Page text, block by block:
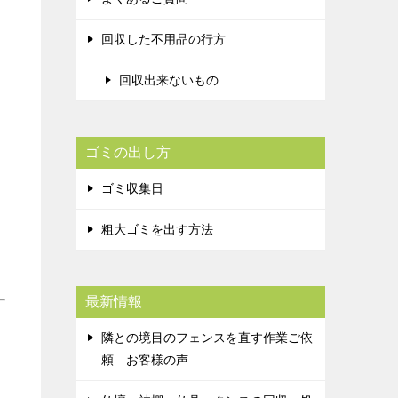
回収した不用品の行方
回収出来ないもの
ゴミの出し方
ゴミ収集日
粗大ゴミを出す方法
最新情報
隣との境目のフェンスを直す作業ご依
頼 お客様の声